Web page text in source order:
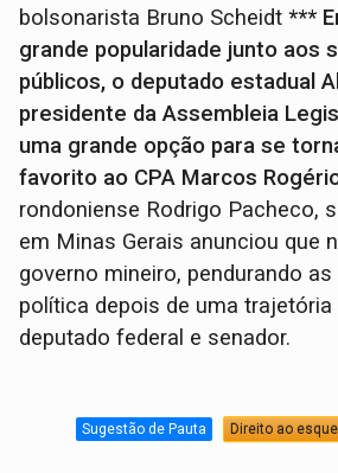
bolsonarista Bruno Scheidt***
grande popularidade junto aos
públicos, o deputado estadual
presidente da Assembleia
uma grande opção para se
favorito ao CPA Marcos
rondoniense Rodrigo Pacheco,
em Minas Gerais anunciou que
governo mineiro, pendurando
política depois de uma
deputado federal e senador.
Sugestão de Pauta Direito ao